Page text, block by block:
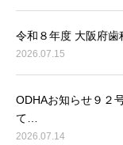
令和８年度 大阪府歯
2026.07.15
ODHAお知らせ９２
て…
2026.07.14